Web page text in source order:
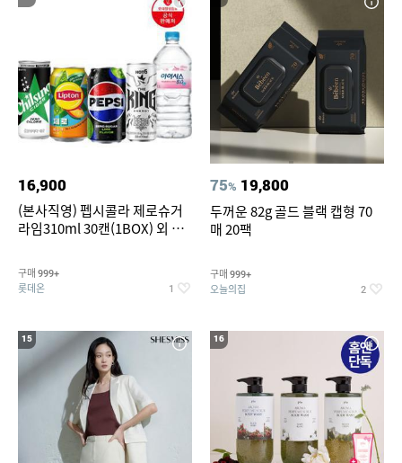
16,900
(본사직영) 펩시콜라 제로슈거
라임310ml 30캔(1BOX) 외 롯
구매 999+
롯데온 1
75% 19,800
두꺼운 82g 골드 블랙 캡형 70
매 20팩
구매 999+
오늘의집 2
15 16